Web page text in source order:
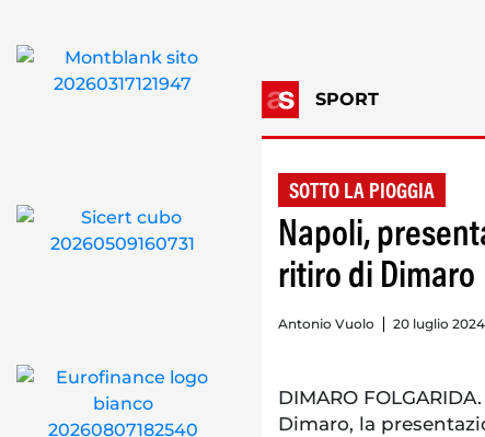
SPORT
SOTTO LA PIOGGIA
Napoli,
ritiro di Dimaro
Antonio Vuolo 20 luglio
DIMARO
Dimaro, la